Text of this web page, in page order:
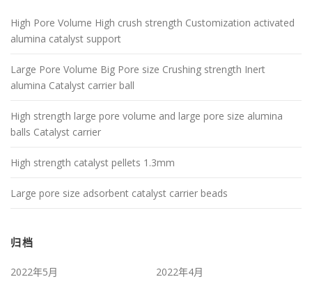
High Pore Volume High crush strength Customization activated
alumina catalyst support
Large Pore Volume Big Pore size Crushing strength Inert
alumina Catalyst carrier ball
High strength large pore volume and large pore size alumina
balls Catalyst carrier
High strength catalyst pellets 1.3mm
Large pore size adsorbent catalyst carrier beads
归档
2022年5月
2022年4月